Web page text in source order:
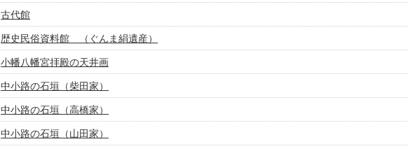
古代館
歴史民俗資料館 （ぐんま絹遺産）
小幡八幡宮拝殿の天井画
中小路の石垣（柴田家）
中小路の石垣（高橋家）
中小路の石垣（山田家）